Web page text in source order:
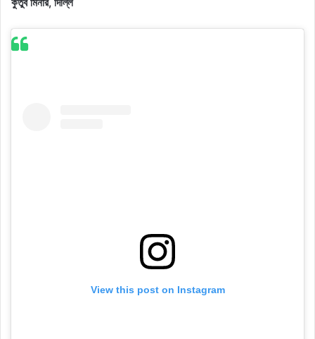
View this post on Instagram